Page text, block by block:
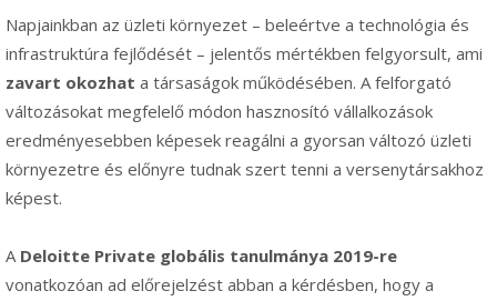
Napjainkban az üzleti környezet – beleértve a technológia és
infrastruktúra fejlődését – jelentős mértékben felgyorsult, ami
zavart okozhat a társaságok működésében. A felforgató
változásokat megfelelő módon hasznosító vállalkozások
eredményesebben képesek reagálni a gyorsan változó üzleti
környezetre és előnyre tudnak szert tenni a versenytársakhoz
képest.
A Deloitte Private globális tanulmánya 2019-re
vonatkozóan ad előrejelzést abban a kérdésben, hogy a